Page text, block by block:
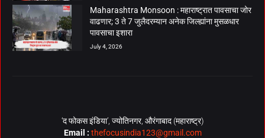
Maharashtra Monsoon : महाराष्ट्रात पावसाचा जोर
वाढणार; 3 ते 7 जुलैदरम्यान अनेक जिल्ह्यांना मुसळधार
पावसाचा इशारा
July 4, 2026
‘द फोकस इंडिया’, ज्योतिनगर, औरंगाबाद (महाराष्ट्र)
Email : thefocusindia123@gmail.com